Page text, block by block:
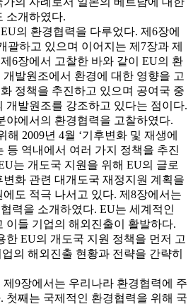
소개하였다.
의 환경협력을 다루었다. 제6장에
괄하고 있으며 이어지는 제7장과 제
6장에서 고찰한 바와 같이 EU의 환
발원조에서 환경에 대한 영향을 고
정책을 추진하고 있으며 공여국 중
개발원조를 강조하고 있다는 점이다.
야에서의 환경협력을 고찰하였다.
2009년 4월 ‘기후변화 및 재생에
등 역내에서 여러 가지 정책을 추진
는 개도국 지원을 위해 EU의 글로
화 관련 대개도국 재정지원 계획을
도 적극 나서고 있다. 제8장에서는
력을 소개하였다. EU는 세계적인
이들 기업의 해외진출이 활발하다.
한 EU의 개도국 지원 정책을 먼저 고
의 해외진출 현황과 전략을 간략히
9장에서는 우리나라 환경협력에 주
첫째는 국제적인 환경협력을 위해 국